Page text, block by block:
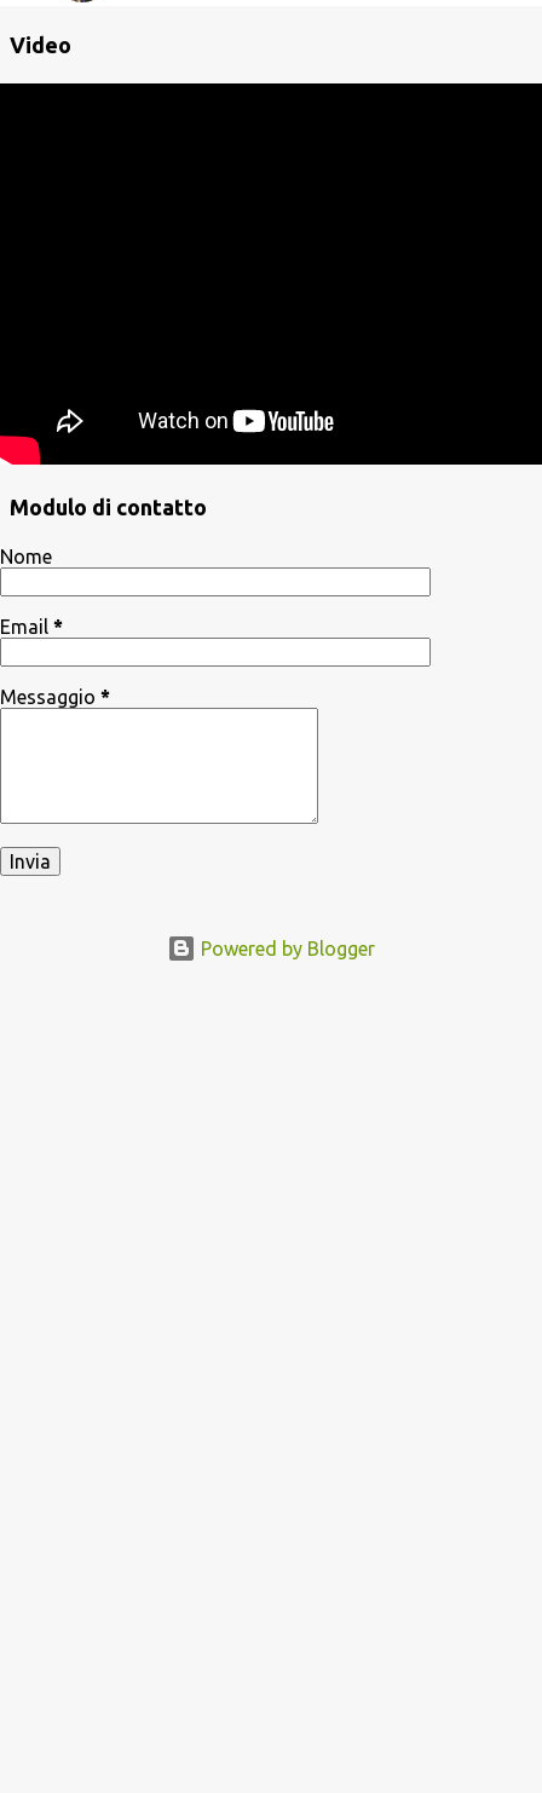
Video
Modulo di contatto
Nome
Email *
Messaggio *
Powered by Blogger